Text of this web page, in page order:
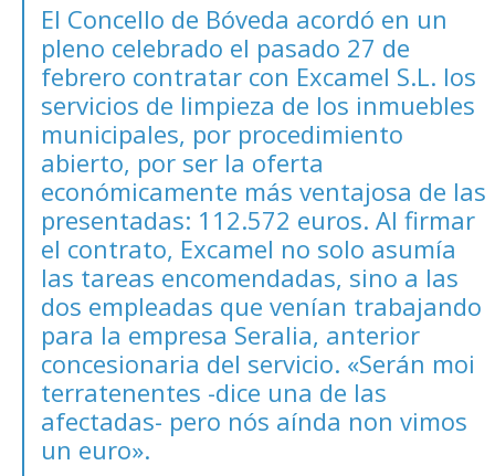
El Concello de Bóveda acordó en un
pleno celebrado el pasado 27 de
febrero contratar con Excamel S.L. los
servicios de limpieza de los inmuebles
municipales, por procedimiento
abierto, por ser la oferta
económicamente más ventajosa de las
presentadas: 112.572 euros. Al firmar
el contrato, Excamel no solo asumía
las tareas encomendadas, sino a las
dos empleadas que venían trabajando
para la empresa Seralia, anterior
concesionaria del servicio. «Serán moi
terratenentes -dice una de las
afectadas- pero nós aínda non vimos
un euro».